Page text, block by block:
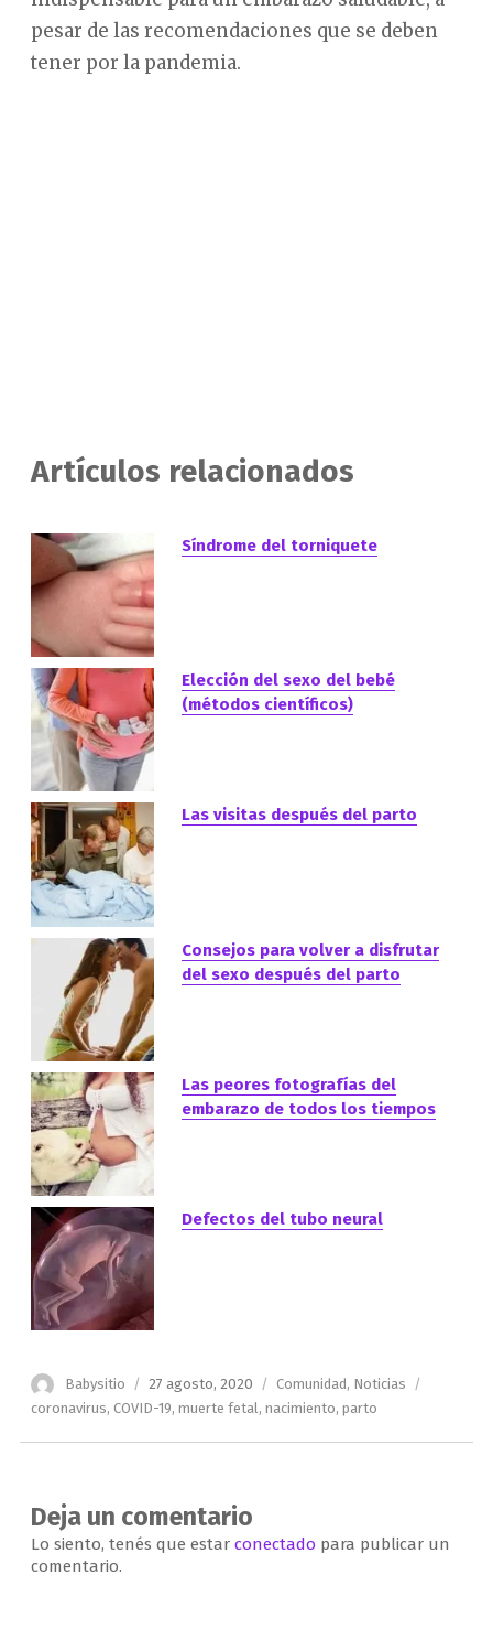
pesar de las recomendaciones que se deben
tener por la pandemia.
Artículos relacionados
Síndrome del torniquete
Elección del sexo del bebé
(métodos científicos)
Las visitas después del parto
Consejos para volver a disfrutar
del sexo después del parto
Las peores fotografías del
embarazo de todos los tiempos
Defectos del tubo neural
Autor
Babysitio
Publicado
el
27 agosto, 2020 Categorías
Comunidad, Noticias
coronavirus, COVID-19, muerte fetal , nacimiento, parto
Deja un comentario
Lo siento, tenés que estar conectado para publicar un
comentario.